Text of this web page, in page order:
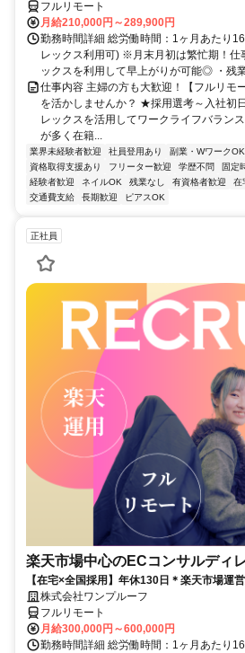
フルリモート
月給210,000円～289,900円
勤務時間詳細 総労働時間：1ヶ月あたり
レックス利用可) ※月末月初は繁忙期！仕
ックスを利用して早上がりが可能◎ ・残
仕事内容 主婦の方も大歓迎！【フルリモ
を活かしませんか？ ★採用選考～入社初
レックスを活用してワークライフバラ
が多く在籍...
業界未経験者歓迎 社員登用あり 副業・WワークOK
資格取得支援あり
フリーター歓迎 学歴不問 固定
経験者歓迎
ネイルOK 残業なし 有資格者歓迎 在
交通費支給
長期歓迎 ピアスOK
正社員
楽天市場中心のECコンサルディ
【在宅×全国採用】年休130日＊楽天市場運
株式会社ワンプルーフ
フルリモート
月給300,000円～600,000円
勤務時間詳細 総労働時間：1ヶ月あたり